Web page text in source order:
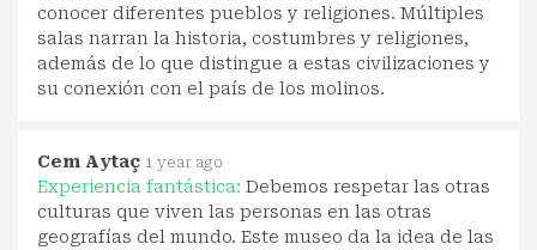
conocer diferentes pueblos y religiones. Múltiples
salas narran la historia, costumbres y religiones,
además de lo que distingue a estas civilizaciones y
su conexión con el país de los molinos.
Cem Aytaç 1 year ago
Experiencia fantástica: Debemos respetar las otras
culturas que viven las personas en las otras
geografías del mundo. Este museo da la idea de las